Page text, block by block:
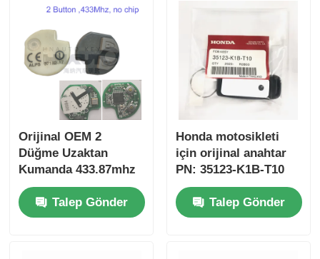
Orijinal OEM 2
Düğme Uzaktan
Kumanda 433.87mhz
Su-zuki Jim-ny için
FSK 2005-2017 Çipsiz
37182-A7 Toptan satış
Talep Gönder
Honda motosikleti
için orijinal anahtar
PN: 35123-K1B-T10
üç düğmeli
FSK433.92MHz ID47
çipli uzaktan
Talep Gönder